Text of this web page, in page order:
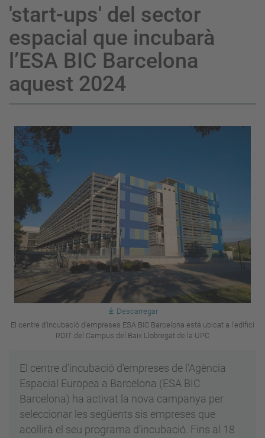
'start-ups' del sector
espacial que incubarà
l’ESA BIC Barcelona
aquest 2024
Descarregar
El centre d'incubació d'empreses ESA BIC Barcelona està ubicat a l’edifici
RDIT del Campus del Baix Llobregat de la UPC
El centre d’incubació d’empreses de l’Agència
Espacial Europea a Barcelona (ESA BIC
Barcelona) ha activat la nova campanya per
seleccionar les següents sis empreses que
acollirà el seu programa d’incubació. Fins al 18